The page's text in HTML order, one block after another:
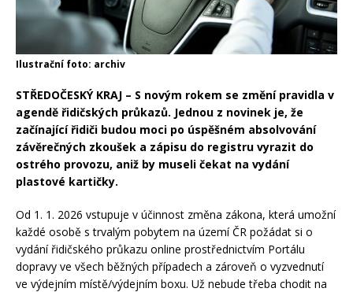
Ilustrační foto: archiv
STŘEDOČESKÝ KRAJ – S novým rokem se změní pravidla v
agendě řidičských průkazů. Jednou z novinek je, že
začínající řidiči budou moci po úspěšném absolvování
závěrečných zkoušek a zápisu do registru vyrazit do
ostrého provozu, aniž by museli čekat na vydání
plastové kartičky.
Od 1. 1. 2026 vstupuje v účinnost změna zákona, která umožní
každé osobě s trvalým pobytem na území ČR požádat si o
vydání řidičského průkazu online prostřednictvím Portálu
dopravy ve všech běžných případech a zároveň o vyzvednutí
ve výdejním místě/výdejním boxu. Už nebude třeba chodit na